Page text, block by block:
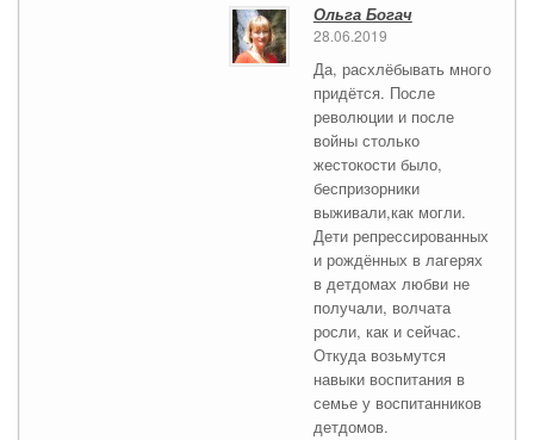
Ольга Богач
28.06.2019
Да, расхлёбывать много
придётся. После
революции и после
войны столько
жестокости было,
беспризорники
выживали,как могли.
Дети репрессированных
и рождённых в лагерях
в детдомах любви не
получали, волчата
росли, как и сейчас.
Откуда возьмутся
навыки воспитания в
семье у воспитанников
детдомов.